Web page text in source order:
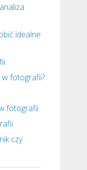
idealne
w fotografii?
fotografii
czy